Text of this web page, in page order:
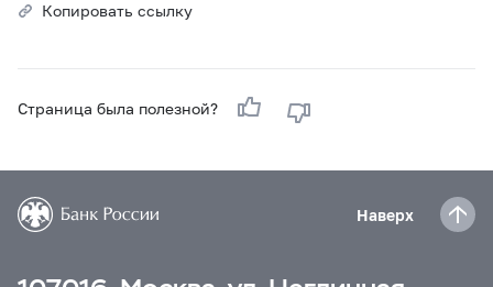
Копировать ссылку
Страница была полезной?
Наверх